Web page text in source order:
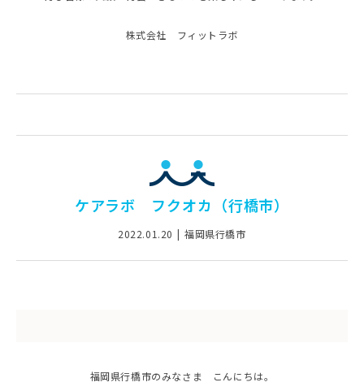
株式会社 フィットラボ
ケアラボ フクオカ（行橋市）
2022.01.20 福岡県行橋市
福岡県行橋市のみなさま こんにちは。